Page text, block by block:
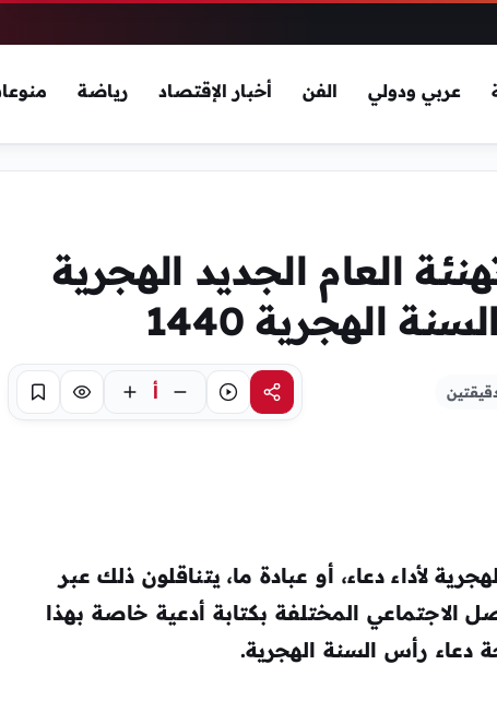
عربي ودولي الفن أخبار الإقتصاد رياضة
العام الجديد الهجرية
الهجرية 1440
مشاركةاستماع أ تركيز حفظ
لأداء دعاء، أو عبادة ما، يتناقلون ذلك عبر
الاجتماعي المختلفة بكتابة أدعية خاصة بهذا
دعاء رأس السنة الهجرية.